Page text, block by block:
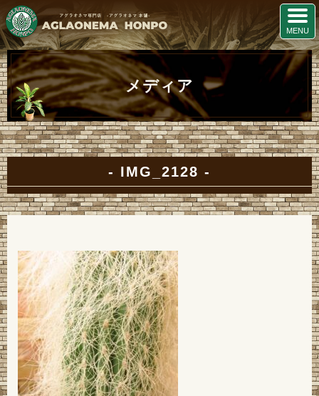
メディア
IMG_2128